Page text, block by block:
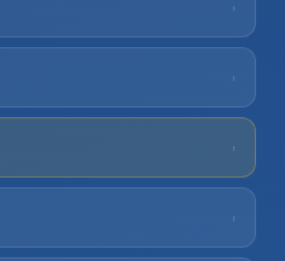
›
›
›
›